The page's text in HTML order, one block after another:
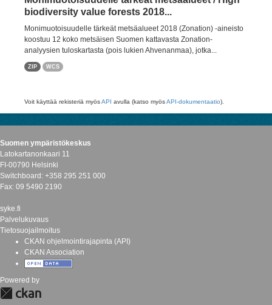
biodiversity value forests 2018...
Monimuotoisuudelle tärkeät metsäalueet 2018 (Zonation) -aineisto
koostuu 12 koko metsäisen Suomen kattavasta Zonation-
analyysien tuloskartasta (pois lukien Ahvenanmaa), jotka...
ZIP WCS
Voit käyttää rekisteriä myösAPI avulla (katso myösAPI-dokumentaatio).
Suomen ympäristökeskus
Latokartanonkaari 11
FI-00790 Helsinki
Switchboard: +358 295 251 000
Fax: 09 5490 2190
syke.fi
Palvelukuvaus
Tietosuojailmoitus
CKAN ohjelmointirajapinta (API)
CKAN Association
Powered by